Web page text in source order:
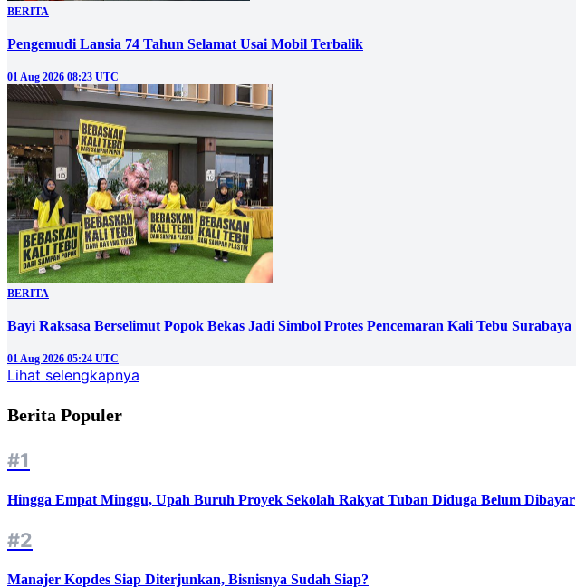
BERITA
Pengemudi Lansia 74 Tahun Selamat Usai Mobil Terbalik
01 Aug 2026 08:23 UTC
BERITA
Bayi Raksasa Berselimut Popok Bekas Jadi Simbol Protes Pencemaran Kali Tebu Surabaya
01 Aug 2026 05:24 UTC
Lihat selengkapnya
Berita Populer
#1
Hingga Empat Minggu, Upah Buruh Proyek Sekolah Rakyat Tuban Diduga Belum Dibayar
#2
Manajer Kopdes Siap Diterjunkan, Bisnisnya Sudah Siap?